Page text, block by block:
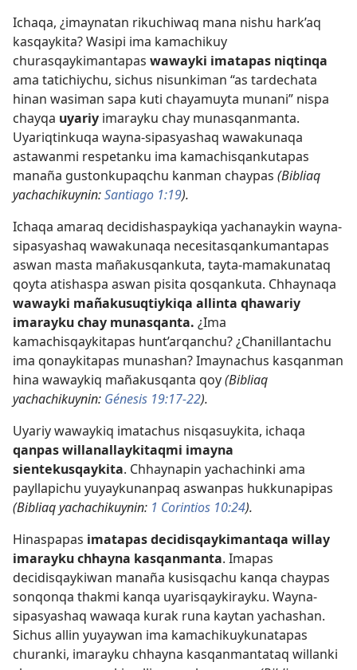
Ichaqa, ¿imaynatan rikuchiwaq mana nishu hark’aq
kasqaykita? Wasipi ima kamachikuy
churasqaykimantapas wawayki imatapas niqtinqa
ama tatichiychu, sichus nisunkiman “as tardechata
hinan wasiman sapa kuti chayamuyta munani” nispa
chayqa uyariy imarayku chay munasqanmanta.
Uyariqtinkuqa wayna-sipasyashaq wawakunaqa
astawanmi respetanku ima kamachisqankutapas
manaña gustonkupaqchu kanman chaypas (Bibliaq
yachachikuynin:Santiago 1:19).
Ichaqa amaraq decidishaspaykiqa yachanaykin wayna-
sipasyashaq wawakunaqa necesitasqankumantapas
aswan masta mañakusqankuta, tayta-mamakunataq
qoyta atishaspa aswan pisita qosqankuta. Chhaynaqa
wawayki mañakusuqtiykiqa allinta qhawariy
imarayku chay munasqanta. ¿Ima
kamachisqaykitapas hunt’arqanchu? ¿Chanillantachu
ima qonaykitapas munashan? Imaynachus kasqanman
hina wawaykiq mañakusqanta qoy(Bibliaq
yachachikuynin: Génesis 19:17-22).
Uyariy wawaykiq imatachus nisqasuykita, ichaqa
qanpas willanallaykitaqmi imayna
sientekusqaykita. Chhaynapin yachachinki ama
payllapichu yuyaykunanpaq aswanpas hukkunapipas
(Bibliaq yachachikuynin: 1 Corintios 10:24).
Hinaspapas imatapas decidisqaykimantaqa willay
imarayku chhayna kasqanmanta. Imapas
decidisqaykiwan manaña kusisqachu kanqa chaypas
sonqonqa thakmi kanqa uyarisqaykirayku. Wayna-
sipasyashaq wawaqa kurak runa kaytan yachashan.
Sichus allin yuyaywan ima kamachikuykunatapas
churanki, imarayku chhayna kasqanmantataq willanki